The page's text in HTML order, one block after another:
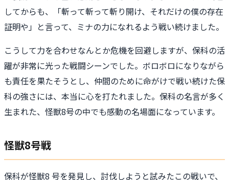
してからも、「斬って斬って斬り開け、それだけの僕の存在
証明や」と言って、ミナの力になれるよう戦い続けました。
こうして力を合わせなんとか危機を回避しますが、保科の活
躍が非常に光った戦闘シーンでした。ボロボロになりながら
も責任を果たそうとし、仲間のために命がけで戦い続けた保
科の強さには、本当に心を打たれました。保科の名言が多く
生まれた、怪獣8号の中でも感動の名場面になっています。
怪獣8号戦
保科が怪獣8 号を発見し、討伐しようと試みたこの戦いで、